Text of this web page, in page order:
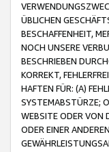
ÜBLICHEN
BESCHAFFENHEIT,
NOCH UNSERE
BESCHRIEBEN
KORREKT,
HAFTEN FÜR: (A)
SYSTEMABSTÜRZE;
WEBSITE ODER VON
ODER EINER